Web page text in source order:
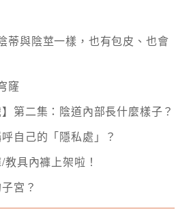
與陰莖一樣，也有包皮、也會
窿
】第二集：陰道內部長什麼樣子？
自己的「隱私處」？
具內褲上架啦！
宮？